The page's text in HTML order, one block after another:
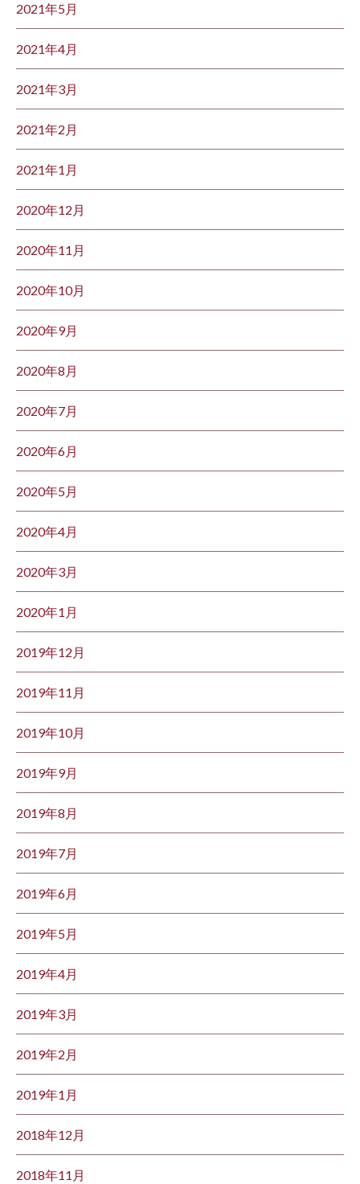
2021年5月
2021年4月
2021年3月
2021年2月
2021年1月
2020年12月
2020年11月
2020年10月
2020年9月
2020年8月
2020年7月
2020年6月
2020年5月
2020年4月
2020年3月
2020年1月
2019年12月
2019年11月
2019年10月
2019年9月
2019年8月
2019年7月
2019年6月
2019年5月
2019年4月
2019年3月
2019年2月
2019年1月
2018年12月
2018年11月